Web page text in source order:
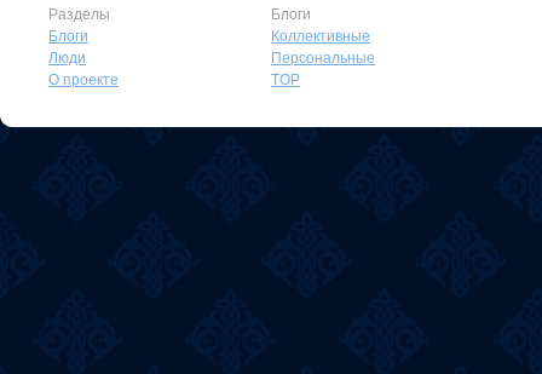
Разделы
Блоги
Люди
О проекте
Блоги
Коллективные
Персональные
TOP